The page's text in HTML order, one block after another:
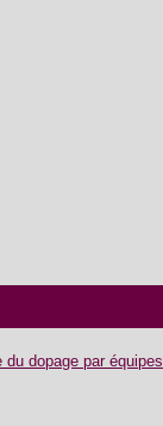
dopage par équipes